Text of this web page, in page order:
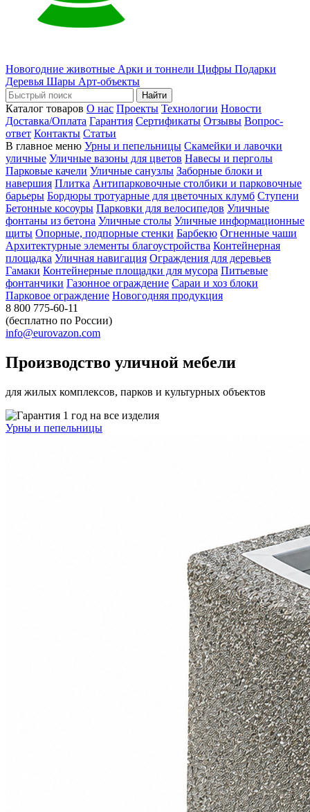
Новогодние животные Арки и тоннели Цифры Подарки
Деревья Шары Арт-объекты
Найти
Каталог товаров О нас Проекты Технологии Новости
Доставка/Оплата Гарантия Сертификаты Отзывы Вопрос-
ответ Контакты Статьи
В главное меню Урны и пепельницы Скамейки и лавочки
уличные Уличные вазоны для цветов Навесы и перголы
Парковые качели Уличные санузлы Заборные блоки и
навершия Плитка Антипарковочные столбики и парковочные
барьеры Бордюры тротуарные для цветочных клумб Ступени
Бетонные косоуры Парковки для велосипедов Уличные
фонтаны из бетона Уличные столы Уличные информационные
щиты Опорные, подпорные стенки Барбекю Огненные чаши
Архитектурные элементы благоустройства Контейнерная
площадка Уличная навигация Ограждения для деревьев
Гамаки Контейнерные площадки для мусора Питьевые
фонтанчики Газонное ограждение Сараи и хоз блоки
Парковое ограждение Новогодняя продукция
8 800 775-60-11
(бесплатно по России)
info@eurovazon.com
Производство уличной мебели
для жилых комплексов, парков и культурных объектов
Урны и пепельницы